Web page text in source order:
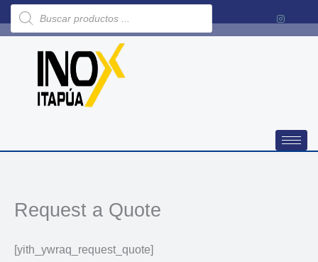
contenido
Búsqueda
de
productos
Request a Quote
[yith_ywraq_request_quote]